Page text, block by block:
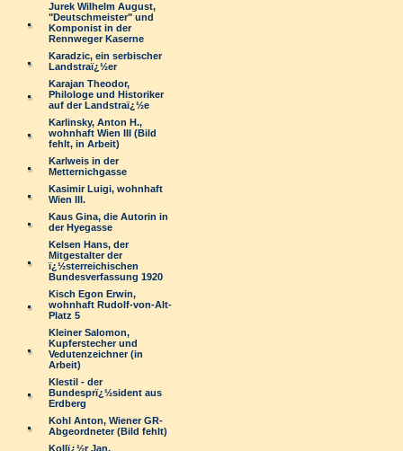
Jurek Wilhelm August,
"Deutschmeister" und
Komponist in der
Rennweger Kaserne
Karadzic, ein serbischer
Landstraï¿½er
Karajan Theodor,
Philologe und Historiker
auf der Landstraï¿½e
Karlinsky, Anton H.,
wohnhaft Wien III (Bild
fehlt, in Arbeit)
Karlweis in der
Metternichgasse
Kasimir Luigi, wohnhaft
Wien III.
Kaus Gina, die Autorin in
der Hyegasse
Kelsen Hans, der
Mitgestalter der
ï¿½sterreichischen
Bundesverfassung 1920
Kisch Egon Erwin,
wohnhaft Rudolf-von-Alt-
Platz 5
Kleiner Salomon,
Kupferstecher und
Vedutenzeichner (in
Arbeit)
Klestil - der
Bundesprï¿½sident aus
Erdberg
Kohl Anton, Wiener GR-
Abgeordneter (Bild fehlt)
Kollï¿½r Jan,